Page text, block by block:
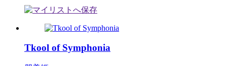
Tkool of Symphonia